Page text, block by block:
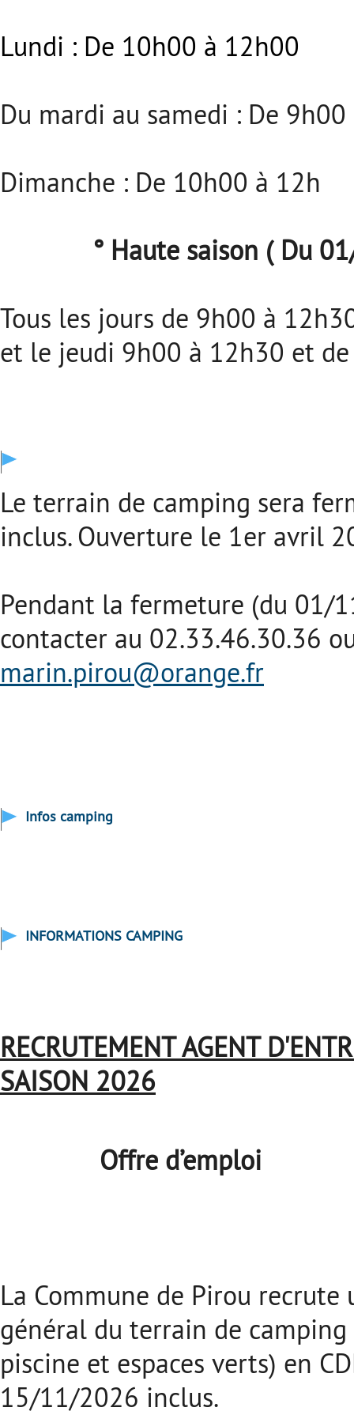
Lundi : De 10h00 à 12h00
Du mardi au samedi : De
Dimanche : De 10h00 à 12h
° Haute saison ( Du
Tous les jours de 9h00 à
et le jeudi 9h00 à 12h30 et
Le terrain de camping sera
inclus. Ouverture le 1er avril
Pendant la fermeture (du 01/
contacter au 02.33.46.30.36
marin.pirou@orange.fr
Infos camping
INFORMATIONS CAMPING
RECRUTEMENT AGENT
SAISON 2026
Offre d’emploi
La Commune de Pirou
général du terrain de
piscine et espaces verts) en
15/11/2026 inclus.